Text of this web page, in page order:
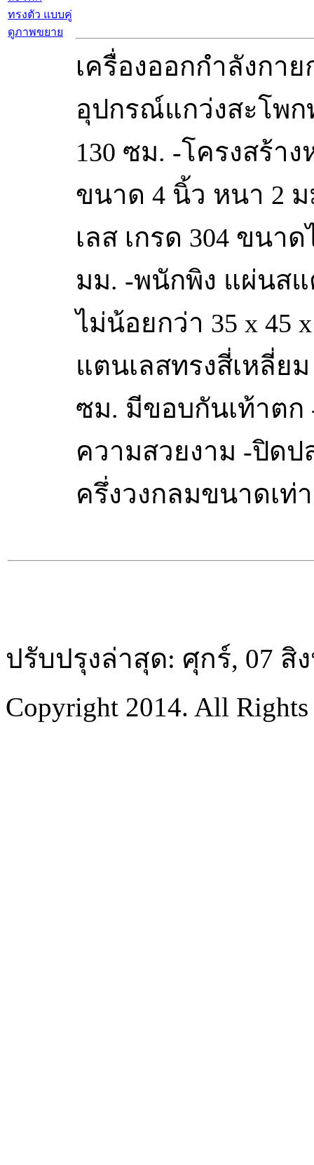
ดูภาพขยาย
เครื่องออกกำลังกาย
อุปกรณ์แกว่งสะโพก
130 ซม. -โครงสร้า
ขนาด 4 นิ้ว หนา 2
เลส เกรด 304 ขนา
มม. -พนักพิง แผ่นสแ
ไม่น้อยกว่า 35 x 45
แตนเลสทรงสี่เหลี่ย
ซม. มีขอบกันเท้าตก
ความสวยงาม -ปิด
ครึ่งวงกลมขนาดเท่
ปรับปรุงล่าสุด: ศุกร์, 07 สิ
Copyright 2014. All Rights